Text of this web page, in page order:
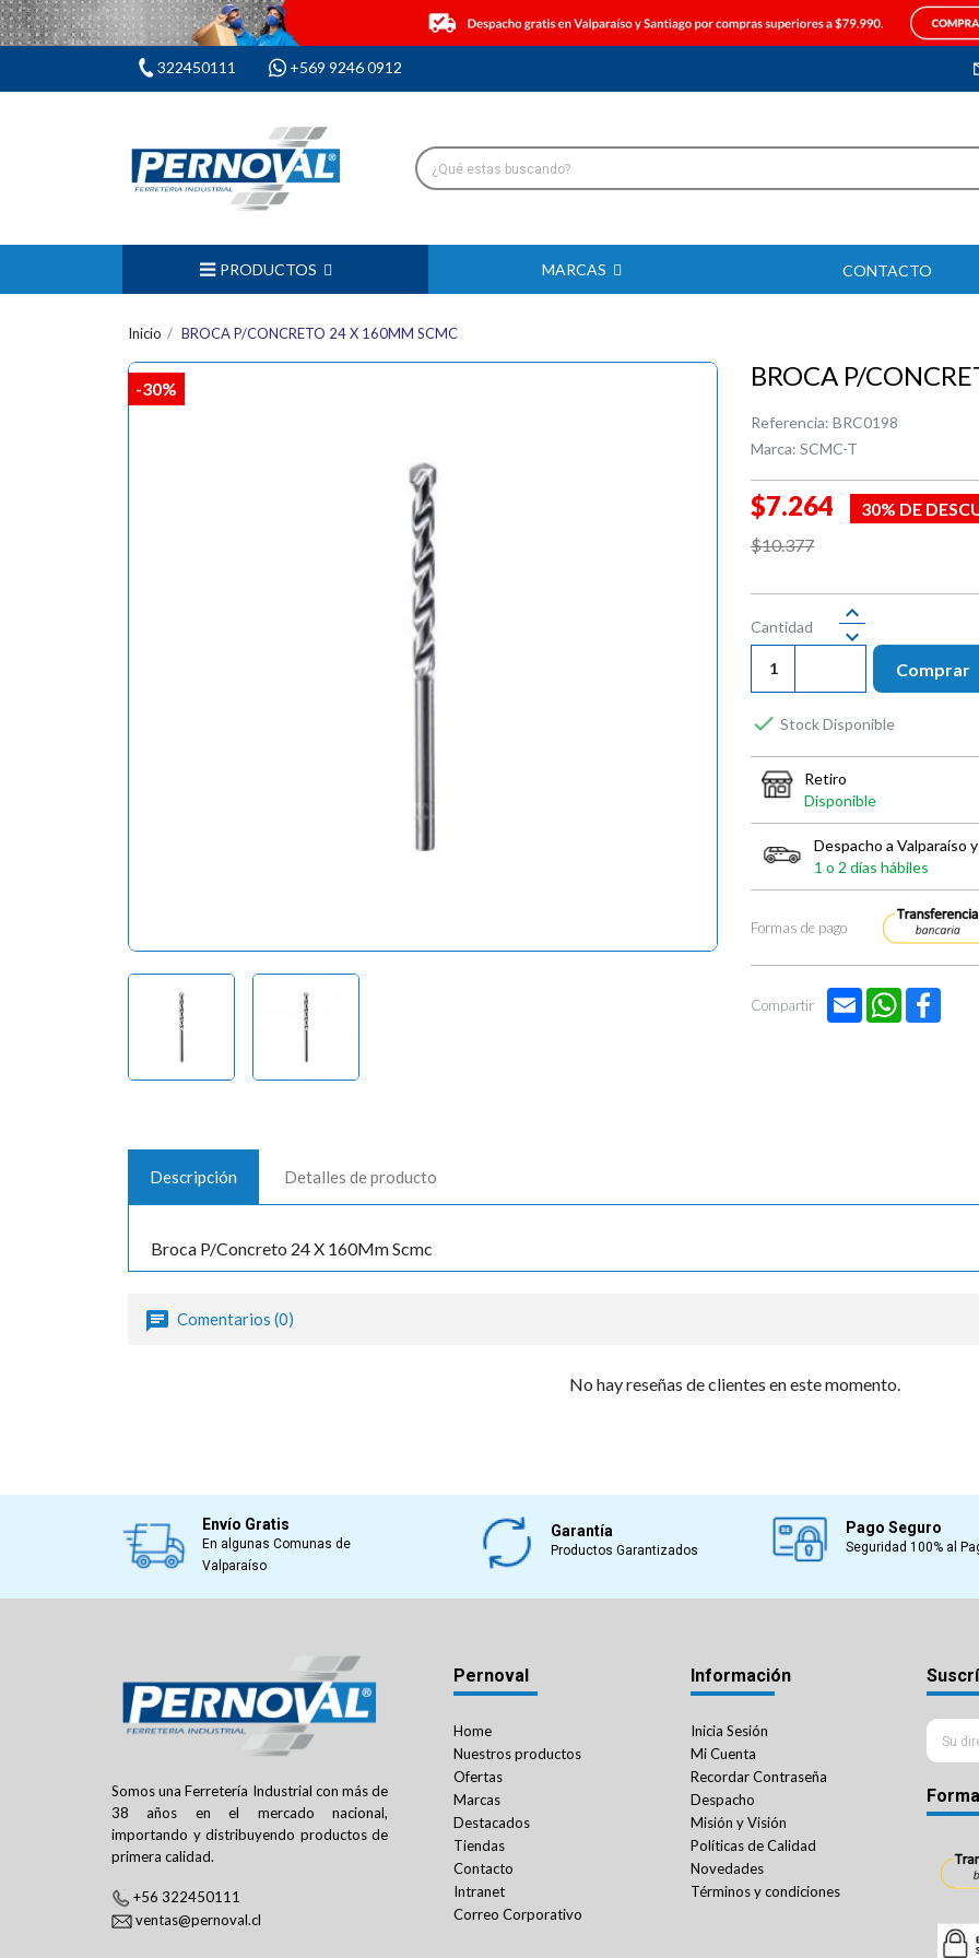
322450111 +569 9246 0912
PRODUCTOS MARCAS CONTACTO
Inicio BROCA P/CONCRETO 24 X 160MM SCMC
-30% BROCA P/
Referencia: BRC0198
Marca: SCMC-T
$7.264
30% DE
$10.377
Cantidad
Comprar
 Stock Disponible
Retiro
Disponible
Despacho a Valparaíso
1 o 2 días hábiles
Formas de pago
Compartir Email WhatsApp
Descripción Detalles de producto
Broca P/Concreto 24 X 160Mm Scmc
Comentarios (0)
No hay reseñas de clientes en este momento.
Envío Gratis
En algunas Comunas de
Valparaíso
Garantía
Productos Garantizados
Pago Seguro
Seguridad 100% al
Somos una Ferretería Industrial con más de
38 años en el mercado nacional,
importando y distribuyendo productos de
primera calidad.
+56 322450111
ventas@pernoval.cl
Pernoval
Home
Nuestros productos
Ofertas
Marcas
Destacados
Tiendas
Contacto
Intranet
Correo Corporativo
Información
Inicia Sesión
Mi Cuenta
Recordar Contraseña
Despacho
Misión y Visión
Políticas de Calidad
Novedades
Términos y condiciones